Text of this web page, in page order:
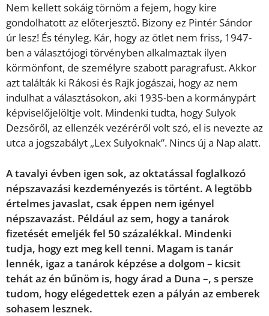
Nem kellett sokáig törnöm a fejem, hogy kire
gondolhatott az előterjesztő. Bizony ez Pintér Sándor
úr lesz! És tényleg. Kár, hogy az ötlet nem friss, 1947-
ben a választójogi törvényben alkalmaztak ilyen
körmönfont, de személyre szabott paragrafust. Akkor
azt találták ki Rákosi és Rajk jogászai, hogy az nem
indulhat a választásokon, aki 1935-ben a kormánypárt
képviselőjelöltje volt. Mindenki tudta, hogy Sulyok
Dezsőről, az ellenzék vezéréről volt szó, el is nevezte az
utca a jogszabályt „Lex Sulyoknak”. Nincs új a Nap alatt.
A tavalyi évben igen sok, az oktatással foglalkozó
népszavazási kezdeményezés is történt. A legtöbb
értelmes javaslat, csak éppen nem igényel
népszavazást. Például az sem, hogy a tanárok
fizetését emeljék fel 50 százalékkal. Mindenki
tudja, hogy ezt meg kell tenni. Magam is tanár
lennék, igaz a tanárok képzése a dolgom – kicsit
tehát az én bűnöm is, hogy árad a Duna –, s persze
tudom, hogy elégedettek ezen a pályán az emberek
sohasem lesznek.